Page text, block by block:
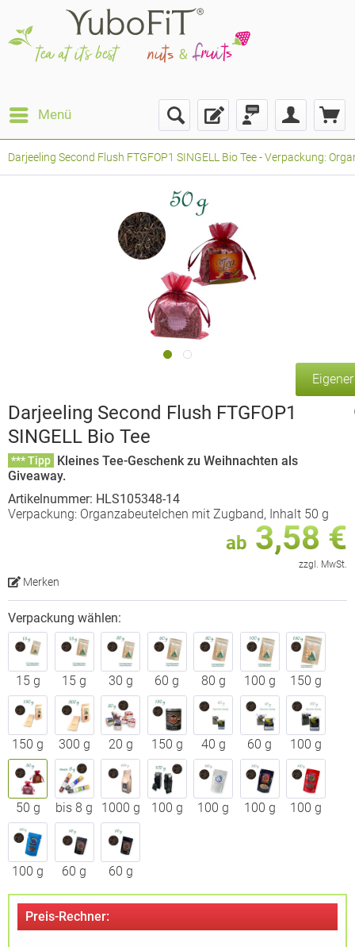
Menü
Darjeeling Second Flush FTGFOP1 SINGELL Bio Tee - Verpackung:
Darjeeling Second Flush FTGFOP1
SINGELL Bio Tee
*** Tipp Kleines Tee-Geschenk zu Weihnachten als
Giveaway.
Artikelnummer: HLS105348-14
Verpackung: Organzabeutelchen mit Zugband, Inhalt 50 g
ab 3,58 €
zzgl. MwSt.
Merken
Verpackung wählen:
15 g 15 g 30 g 60 g 80 g 100 g 150 g
150 g 300 g 20 g 150 g 40 g 60 g 100 g
50 g bis 8 g 1000 g 100 g 100 g 100 g 100 g
100 g 60 g 60 g
Preis-Rechner: